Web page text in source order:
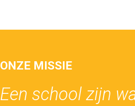
ONZE MISSIE
Een school zijn